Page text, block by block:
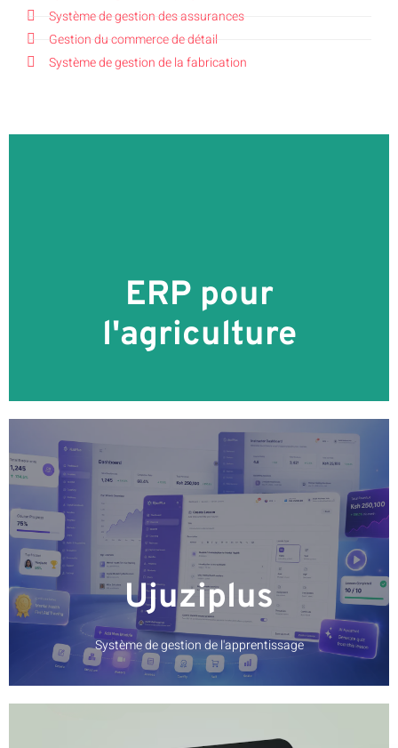
Système de gestion des assurances
Gestion du commerce de détail
Système de gestion de la fabrication
ERP pour
l'agriculture
Ujuziplus
Système de gestion de l'apprentissage
EN SAVOIR PLUS